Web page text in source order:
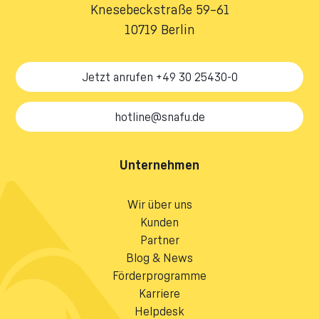
Knesebeckstraße 59–61
10719 Berlin
Jetzt anrufen +49 30 25430-0
hotline@snafu.de
Unternehmen
Wir über uns
Kunden
Partner
Blog & News
Förderprogramme
Karriere
Helpdesk